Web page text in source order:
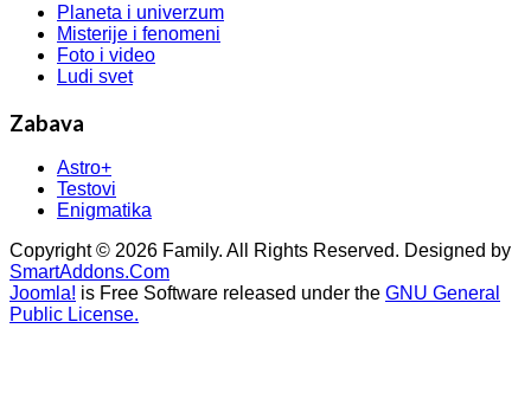
Planeta i univerzum
Misterije i fenomeni
Foto i video
Ludi svet
Zabava
Astro+
Testovi
Enigmatika
Copyright © 2026 Family. All Rights Reserved. Designed by
SmartAddons.Com
Joomla! is Free Software released under the GNU General
Public License.